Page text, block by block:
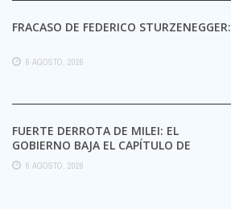
FRACASO DE FEDERICO STURZENEGGER:
6 AGOSTO, 2026
FUERTE DERROTA DE MILEI: EL
GOBIERNO BAJA EL CAPÍTULO DE
EXTRANJERIZACIÓN DE TIERRAS
6 AGOSTO, 2026